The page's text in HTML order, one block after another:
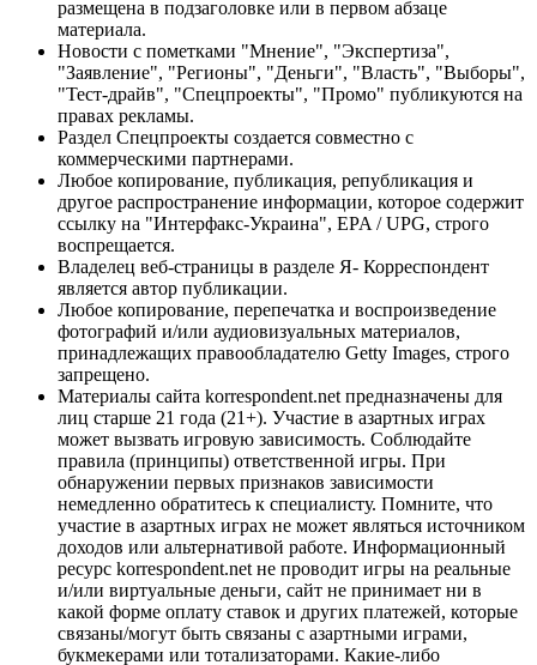
размещена в подзаголовке или в первом абзаце
материала.
Новости с пометками "Мнение", "Экспертиза",
"Заявление", "Регионы", "Деньги", "Власть", "Выборы",
"Тест-драйв", "Спецпроекты", "Промо" публикуются на
правах рекламы.
Раздел Спецпроекты создается совместно с
коммерческими партнерами.
Любое копирование, публикация, републикация и
другое распространение информации, которое содержит
ссылку на "Интерфакс-Украина", EPA / UPG, строго
воспрещается.
Владелец веб-страницы в разделе Я- Корреспондент
является автор публикации.
Любое копирование, перепечатка и воспроизведение
фотографий и/или аудиовизуальных материалов,
принадлежащих правообладателю Getty Images, строго
запрещено.
Материалы сайта korrespondent.net предназначены для
лиц старше 21 года (21+). Участие в азартных играх
может вызвать игровую зависимость. Соблюдайте
правила (принципы) ответственной игры. При
обнаружении первых признаков зависимости
немедленно обратитесь к специалисту. Помните, что
участие в азартных играх не может являться источником
доходов или альтернативой работе. Информационный
ресурс korrespondent.net не проводит игры на реальные
и/или виртуальные деньги, сайт не принимает ни в
какой форме оплату ставок и других платежей, которые
связаны/могут быть связаны с азартными играми,
букмекерами или тотализаторами. Какие-либо